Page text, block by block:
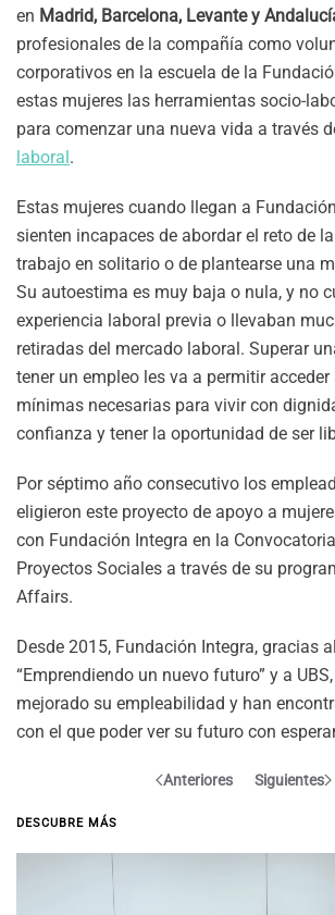
en Madrid, Barcelona, Levante y
profesionales de la compañía como
corporativos en la escuela de la
estas mujeres las herramientas socio-
para comenzar una nueva vida a través
laboral .
Estas mujeres cuando llegan a
sienten incapaces de abordar el reto de
trabajo en solitario o de plantearse una
Su autoestima es muy baja o nula, y no
experiencia laboral previa o llevaban
retiradas del mercado laboral. Superar
tener un empleo les va a permitir
mínimas necesarias para vivir con
confianza y tener la oportunidad de ser
Por séptimo año consecutivo los
eligieron este proyecto de apoyo a
con Fundación Integra en la
Proyectos Sociales a través de su
Affairs.
Desde 2015, Fundación Integra, gracias
“Emprendiendo un nuevo futuro” y a
mejorado su empleabilidad y han
con el que poder ver su futuro con
Anteriores Siguientes
DESCUBRE MÁS